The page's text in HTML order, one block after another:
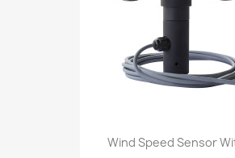
Wind Speed Sensor